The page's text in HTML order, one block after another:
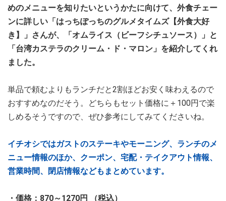
めのメニューを知りたいというかたに向けて、外食チェー
ンに詳しい「はっちぽっちのグルメタイムズ【外食大好
き】」さんが、「オムライス（ビーフシチュソース）」と
「台湾カステラのクリーム・ド・マロン」を紹介してくれ
ました。
単品で頼むよりもランチだと2割ほどお安く味わえるので
おすすめなのだそう。どちらもセット価格に＋100円で楽
しめるそうですので、ぜひ参考にしてみてくださいね。
イチオシではガストのステーキやモーニング、ランチのメ
ニュー情報のほか、クーポン、宅配・テイクアウト情報、
営業時間、閉店情報などもまとめています。
・価格：870～1270円 （税込）